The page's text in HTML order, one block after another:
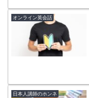
オンライン英会話
日本人講師のホンネ